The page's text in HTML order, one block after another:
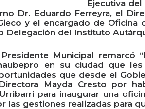
Ejecutiva
Dr. Eduardo Ferreyra, el
y el encargado de Oficina
Delegación del Instituto
Municipal remarcó
en su ciudad que
que desde el
Mayda Cresto por
para inaugurar una
las gestiones realizadas para